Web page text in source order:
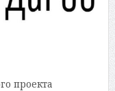
проекта